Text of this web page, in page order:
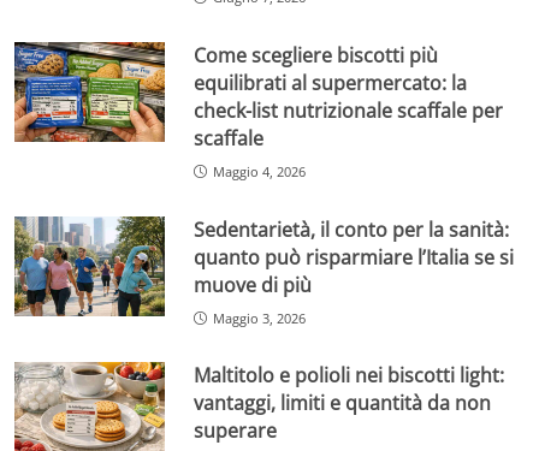
Come scegliere biscotti più
equilibrati al supermercato: la
check-list nutrizionale scaffale per
scaffale
Maggio 4, 2026
Sedentarietà, il conto per la sanità:
quanto può risparmiare l’Italia se si
muove di più
Maggio 3, 2026
Maltitolo e polioli nei biscotti light:
vantaggi, limiti e quantità da non
superare